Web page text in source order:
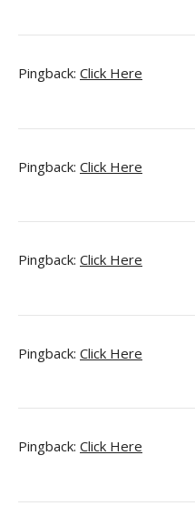
Pingback: Click Here
Pingback: Click Here
Pingback: Click Here
Pingback: Click Here
Pingback: Click Here